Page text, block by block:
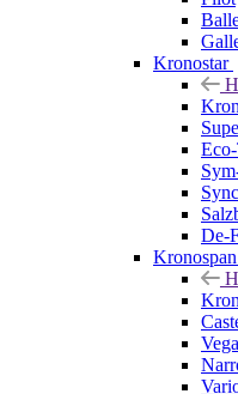
Kronostar
De-
Kronospan
Vega